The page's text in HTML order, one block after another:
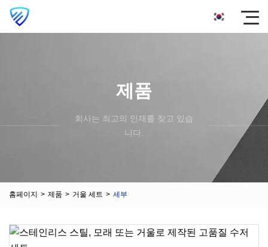
제품
회사는 최고의 인재를 찾고 있습
니다.
홈페이지 > 제품 > 거울 세트 > 세부